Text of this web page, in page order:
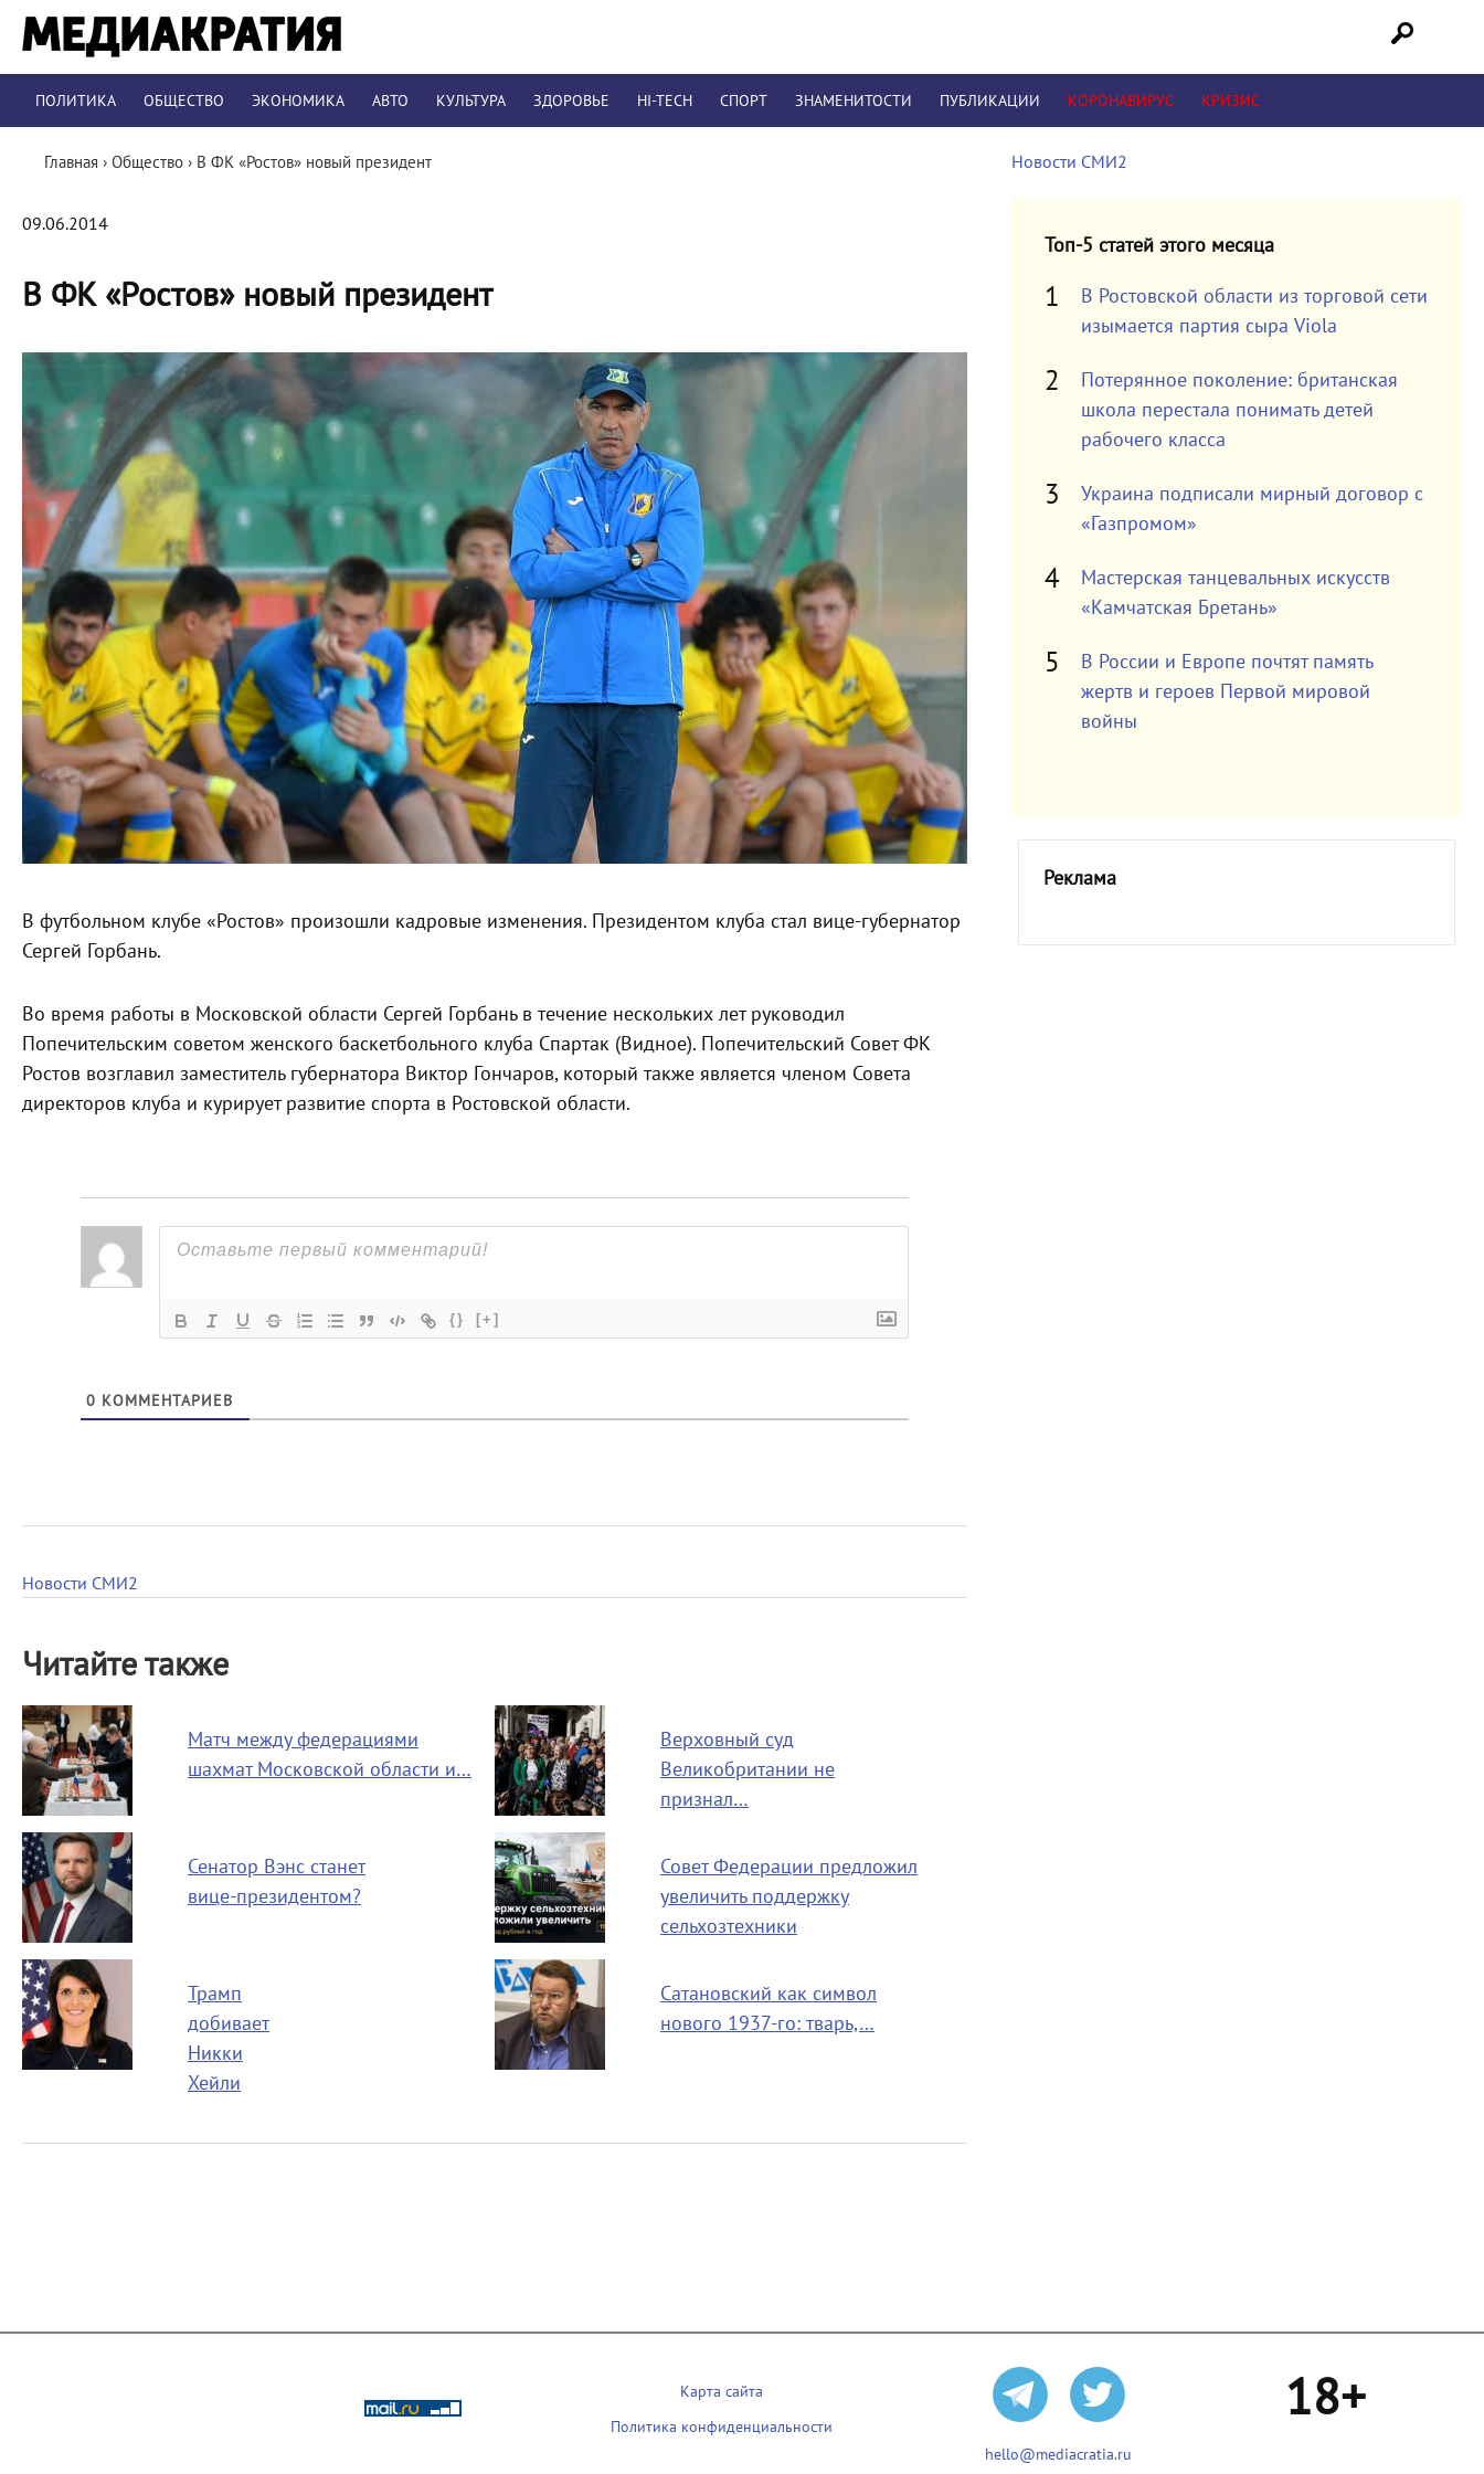
ПОЛИТИКА ОБЩЕСТВО ЭКОНОМИКА АВТО КУЛЬТУРА ЗДОРОВЬЕ HI-TECH СПОРТ ЗНАМЕНИТОСТИ ПУБЛИКАЦИИ КОРОНАВИРУС КРИЗИС
Главная › Общество › В ФК «Ростов» новый президент
09.06.2014
В ФК «Ростов» новый президент
В футбольном клубе «Ростов» произошли кадровые изменения. Президентом клуба стал вице-губернатор
Сергей Горбань.
Во время работы в Московской области Сергей Горбань в течение нескольких лет руководил
Попечительским советом женского баскетбольного клуба Спартак (Видное). Попечительский Совет ФК
Ростов возглавил заместитель губернатора Виктор Гончаров, который также является членом Совета
директоров клуба и курирует развитие спорта в Ростовской области.
{} [+]
0 КОММЕНТАРИЕВ
Новости СМИ2
Читайте также
Матч между федерациями
шахмат Московской области и…
Верховный суд
Великобритании не
признал…
Сенатор Вэнс станет
вице-президентом?
Совет Федерации предложил
увеличить поддержку
сельхозтехники
Трамп
добивает
Никки
Хейли
Сатановский как символ
нового 1937-го: тварь,…
Новости СМИ2
Топ-5 статей этого месяца
В Ростовской области из торговой сети
изымается партия сыра Viola
Потерянное поколение: британская
школа перестала понимать детей
рабочего класса
Украина подписали мирный договор с
«Газпромом»
Мастерская танцевальных искусств
«Камчатская Бретань»
В России и Европе почтят память
жертв и героев Первой мировой
войны
Реклама
Карта сайта
Политика конфиденциальности
hello@mediacratia.ru
18+